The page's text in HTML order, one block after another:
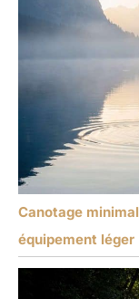
Canotage
équipement léger